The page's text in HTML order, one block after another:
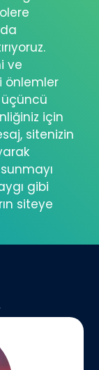
ve
önlemler
üçüncü
için
sitenizin
gibi
siteye